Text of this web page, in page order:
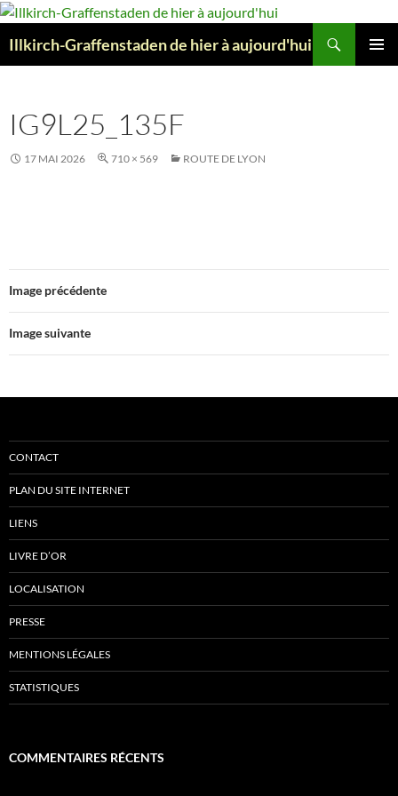
Aller
contenu
Illkirch-Graffenstaden de hier à aujourd'hui
IG9L25_135F
17 MAI 2026 710 × 569 ROUTE DE LYON
Image précédente
Image suivante
CONTACT
PLAN DU SITE INTERNET
LIENS
LIVRE D’OR
LOCALISATION
PRESSE
MENTIONS LÉGALES
STATISTIQUES
COMMENTAIRES RÉCENTS